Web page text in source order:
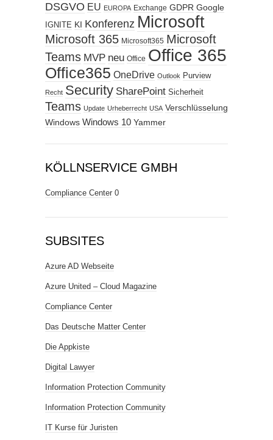
DSGVO EU EUROPA Exchange GDPR Google
IGNITE KI Konferenz Microsoft
Microsoft 365 Microsoft365 Microsoft
Teams MVP neu Office Office 365
Office365 OneDrive Outlook Purview
Recht Security SharePoint Sicherheit
Teams Update Urheberrecht USA Verschlüsselung
Windows Windows 10 Yammer
KÖLLNSERVICE GMBH
Compliance Center 0
SUBSITES
Azure AD Webseite
Azure United – Cloud Magazine
Compliance Center
Das Deutsche Matter Center
Die Appkiste
Digital Lawyer
Information Protection Community
Information Protection Community
IT Kurse für Juristen